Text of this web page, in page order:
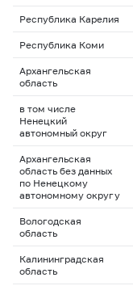
Республика Карелия
Республика Коми
Архангельская
область
в том числе
Ненецкий
автономный округ
Архангельская
область без данных
по Ненецкому
автономному округу
Вологодская
область
Калининградская
область